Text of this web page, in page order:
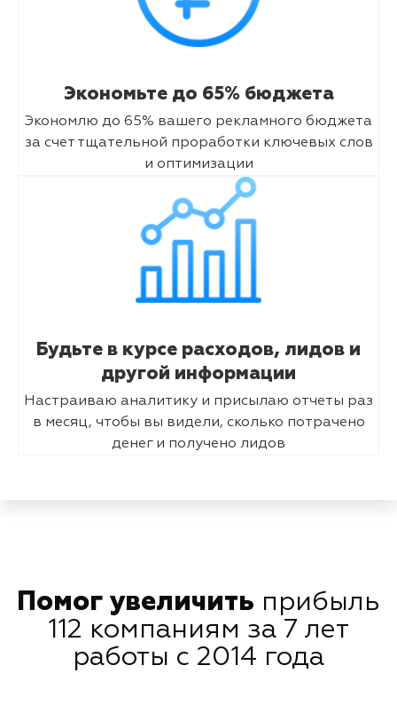
Экономьте до 65% бюджета
Экономлю до 65% вашего рекламного бюджета
за счет тщательной проработки ключевых слов
и оптимизации
Будьте в курсе расходов, лидов и
другой информации
Настраиваю аналитику и присылаю отчеты раз
в месяц, чтобы вы видели, сколько потрачено
денег и получено лидов
Помог увеличить прибыль
112 компаниям за 7 лет
работы с 2014 года